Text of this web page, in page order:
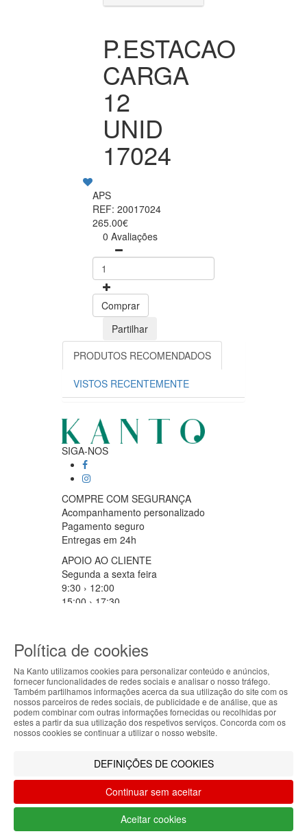
P.ESTACAO
CARGA
12
UNID
17024
APS
REF: 20017024
265.00€
0 Avaliações
Comprar
Partilhar
PRODUTOS RECOMENDADOS
VISTOS RECENTEMENTE
SIGA-NOS
COMPRE COM SEGURANÇA
Acompanhamento personalizado
Pagamento seguro
Entregas em 24h
APOIO AO CLIENTE
Segunda a sexta feira
9:30 › 12:00
15:00 › 17:30
MÉTODOS DE PAGAMENTO
ABOUT THE COOKIES
Kanto handles information about your visit using
cookies that improve the performance of the
website, facilitate sharing via social networks and
continuing to browse our site, you accept the use of
these cookies. For more information, see our
Privacy and Cookie Policy. You can configure your
preferences in Cookie settings.
Accepted
Política de cookies
Na Kanto utilizamos cookies para personalizar conteúdo e anúncios,
fornecer funcionalidades de redes sociais e analisar o nosso tráfego.
Também partilhamos informações acerca da sua utilização do site com os
nossos parceiros de redes sociais, de publicidade e de análise, que as
podem combinar com outras informações fornecidas ou recolhidas por
estes a partir da sua utilização dos respetivos serviços. Concorda com os
nossos cookies se continuar a utilizar o nosso website.
DEFINIÇÕES DE COOKIES
Continuar sem aceitar
Aceitar cookies